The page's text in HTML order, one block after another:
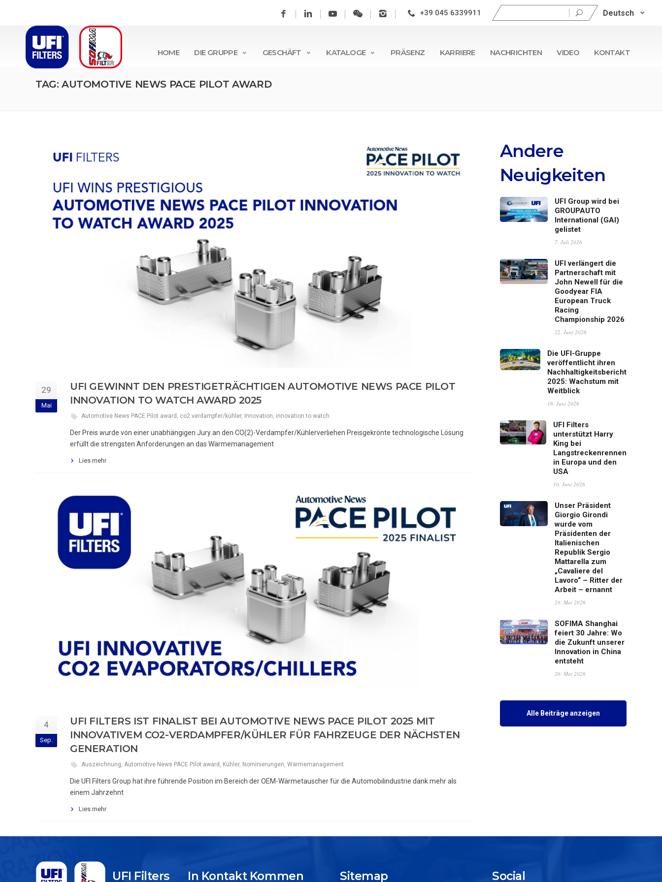
+39 045 6339911
Suchen
nach:
Deutsch
HOME DIE GRUPPE GESCHÄFT KATALOGE PRÄSENZ KARRIERE NACHRICHTEN VIDEO KONTAKT
TAG: AUTOMOTIVE NEWS PACE PILOT AWARD
29
Mai
UFI GEWINNT DEN PRESTIGETRÄCHTIGEN AUTOMOTIVE NEWS PACE PILOT
INNOVATION TO WATCH AWARD 2025
Automotive News PACE Pilot award , co2 verdampfer/kühler, Innovation, innovation to watch
Der Preis wurde von einer unabhängigen Jury an den CO(2)-Verdampfer/Kühlerverliehen Preisgekrönte technologische Lösung
erfüllt die strengsten Anforderungen an das Wärmemanagement
Lies mehr
4
Sep.
UFI FILTERS IST FINALIST BEI AUTOMOTIVE NEWS PACE PILOT 2025 MIT
INNOVATIVEM CO2-VERDAMPFER/KÜHLER FÜR FAHRZEUGE DER NÄCHSTEN
GENERATION
Auszeichnung, Automotive News PACE Pilot award , Kühler, Nominierungen, Wärmemanagement
Die UFI Filters Group hat ihre führende Position im Bereich der OEM-Wärmetauscher für die Automobilindustrie dank mehr als
einem Jahrzehnt
Lies mehr
Andere
Neuigkeiten
UFI Group wird bei
GROUPAUTO
International (GAI)
gelistet
7. Juli 2026
UFI verlängert die
Partnerschaft mit
John Newell für die
Goodyear FIA
European Truck
Racing
Championship 2026
22. Juni 2026
Die UFI-Gruppe
veröffentlicht ihren
Nachhaltigkeitsbericht
2025: Wachstum mit
Weitblick
16. Juni 2026
UFI Filters
unterstützt Harry
King bei
Langstreckenrennen
in Europa und den
USA
10. Juni 2026
Unser Präsident
Giorgio Girondi
wurde vom
Präsidenten der
Italienischen
Republik Sergio
Mattarella zum
„Cavaliere del
Lavoro“ – Ritter der
Arbeit – ernannt
29. Mai 2026
SOFIMA Shanghai
feiert 30 Jahre: Wo
die Zukunft unserer
Innovation in China
entsteht
20. Mai 2026
Alle Beiträge anzeigen
UFI Filters In Kontakt Kommen Sitemap Social